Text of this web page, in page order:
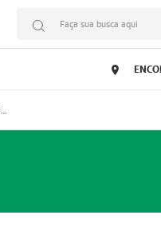
Faça sua busca aqui
Prestador Oncoped Serviços Médicos (51004335-0)